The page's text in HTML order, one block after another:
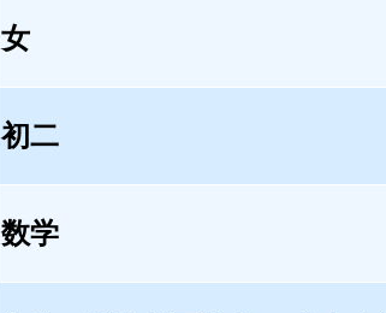
女
初二
数学